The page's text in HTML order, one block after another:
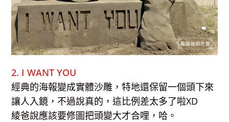
2. I WANT YOU
經典的海報變成實體沙雕，特地還保留一個頭下來
讓人入鏡，不過說真的，這比例差太多了啦XD
綾爸說應該要修圖把頭變大才合哩，哈。